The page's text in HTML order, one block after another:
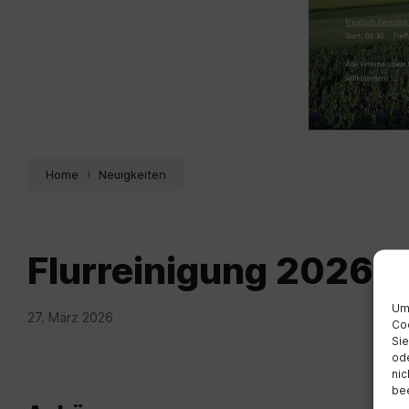
Home Neuigkeiten
Flurreinigung 2026
27. März 2026